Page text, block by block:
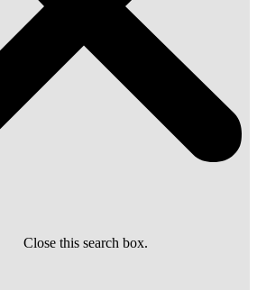
Close this search box.